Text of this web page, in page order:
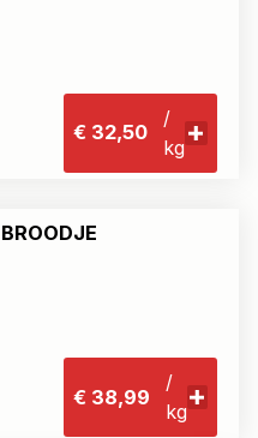
€ 32,50
/
kg
€ 38,99
/
kg